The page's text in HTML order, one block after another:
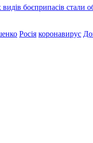
боєприпасів стали
Росія коронавирус